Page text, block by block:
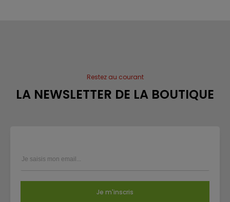
Restez au courant
LA NEWSLETTER DE LA BOUTIQUE
Je m'inscris